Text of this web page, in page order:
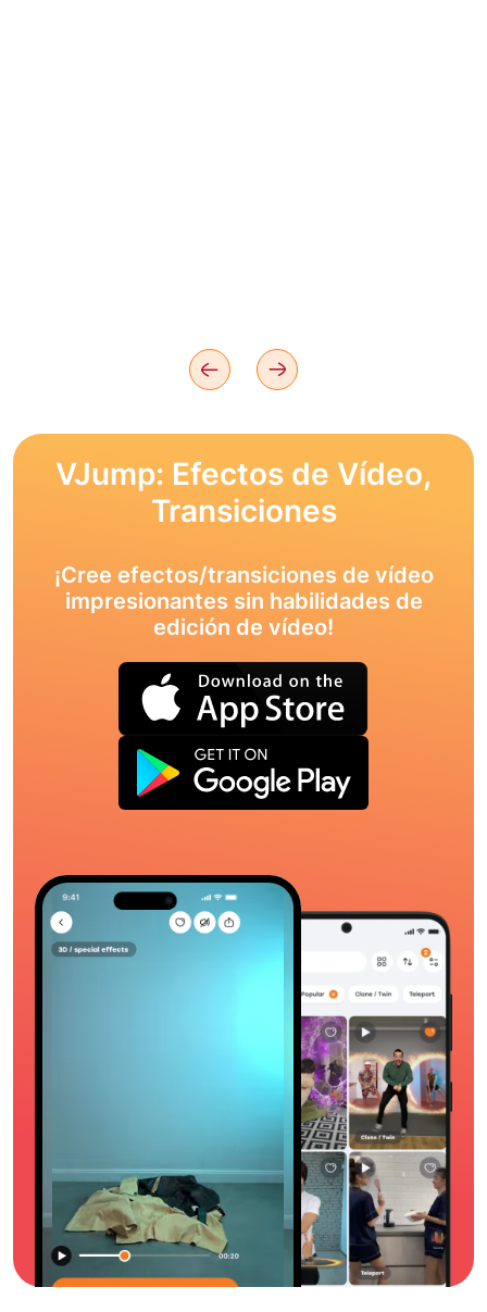
VJump: Efectos de Vídeo,
Transiciones
¡Cree efectos/transiciones de vídeo
impresionantes sin habilidades de
edición de vídeo!